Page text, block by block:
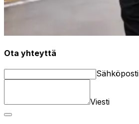
Ota yhteyttä
Sähköposti
Viesti